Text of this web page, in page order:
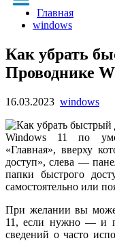
Главная
windows
Как убрать
Проводнике
16.03.2023 windows
Windows 11 по
«Главная», вверху
доступ», слева —
папки быстрого
самостоятельно или
При желании вы
11, если нужно — и
сведений о часто